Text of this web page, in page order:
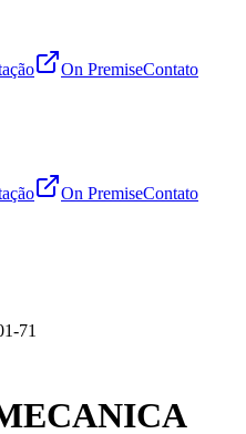
On PremiseContato
On PremiseContato
71